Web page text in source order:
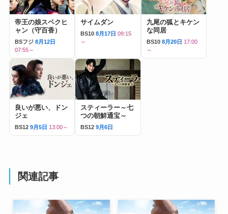
帝王の娘スベクヒ
ャン（守百香）
BSフジ 8月12日
07:55～
サイムダン
BS10 8月17日 09:15
～
九尾の狐とキケン
な同居
BS10 8月20日 17:00
～
良いが悪い、ドン
ジェ
BS12 9月5日 13:00～
スティーラー～七
つの朝鮮通宝～
BS12 9月6日
関連記事